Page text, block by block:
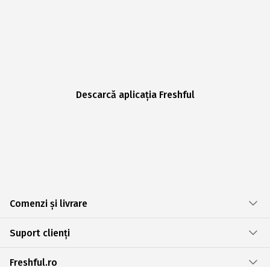
Descarcă aplicația Freshful
Comenzi și livrare
Suport clienți
Freshful.ro